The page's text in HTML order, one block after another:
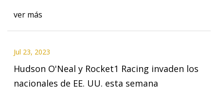
ver más
Jul 23, 2023
Hudson O'Neal y Rocket1 Racing invaden los
nacionales de EE. UU. esta semana